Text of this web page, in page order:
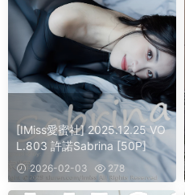
[IMiss愛蜜社] 2025.12.25 VO
L.803 許諾Sabrina [50P]
2026-02-03 278